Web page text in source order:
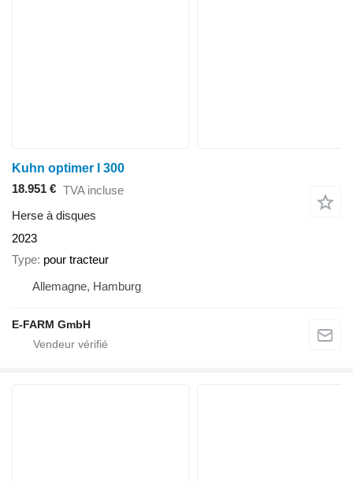
Kuhn optimer l 300
18.951 € TVA incluse
Herse à disques
2023
Type pour tracteur
Allemagne, Hamburg
E-FARM GmbH